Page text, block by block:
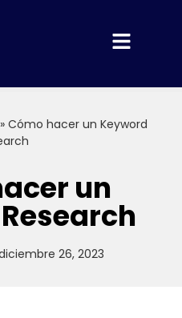
» Cómo hacer un Keyword
un
26, 2023